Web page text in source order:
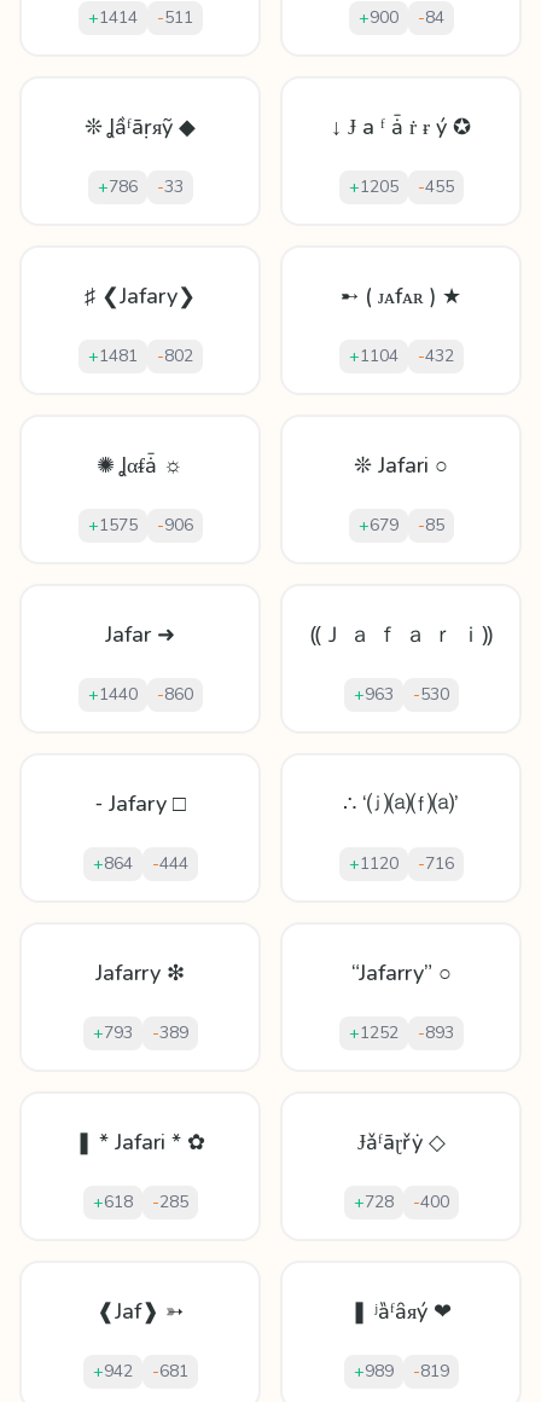
+1414 -511 +900 -84
❊ Ʝầᶠāṛᴙỹ ◆
+786 -33
↓ Ɉ а ᶠ ǡ ṙ ɍ ý ✪
+1205 -455
♯ ❮Jafary❯
+1481 -802
➸ ( ᴊᴀfᴀʀ ) ★
+1104 -432
✺ Ʝαᵮǡ ☼
+1575 -906
❊ Jafari ○
+679 -85
Jafar ➜
+1440 -860
⸨Ｊ ａ ｆ ａ ｒ ｉ⸩
+963 -530
⁃ Jafary □
+864 -444
∴ ‘⒥⒜⒡⒜’
+1120 -716
Jafarry ❇
+793 -389
“Jafarry” ○
+1252 -893
❚ * Jafari * ✿
+618 -285
Ɉǎᶠāɽřẏ ◇
+728 -400
❰Jaf❱ ➳
+942 -681
❚ ʲȁᶠȃᴙý ❤
+989 -819